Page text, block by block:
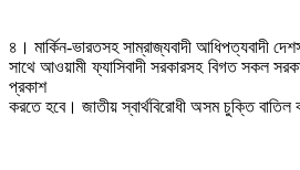
৪। মার্কিন-ভারতসহ সাম্রাজ্যবাদী আধিপত্যবাদী
সাথে আওয়ামী ফ্যাসিবাদী সরকারসহ বিগত সকল
প্রকাশ
করতে হবে। জাতীয় স্বার্থবিরোধী অসম চুক্তি বাতিল